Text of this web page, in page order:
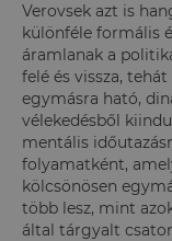
Verovsek azt is
különféle formális
áramlanak a
felé és vissza,
egymásra ható,
vélekedésből
mentális
folyamatként,
kölcsönösen
több lesz, mint
által tárgyalt